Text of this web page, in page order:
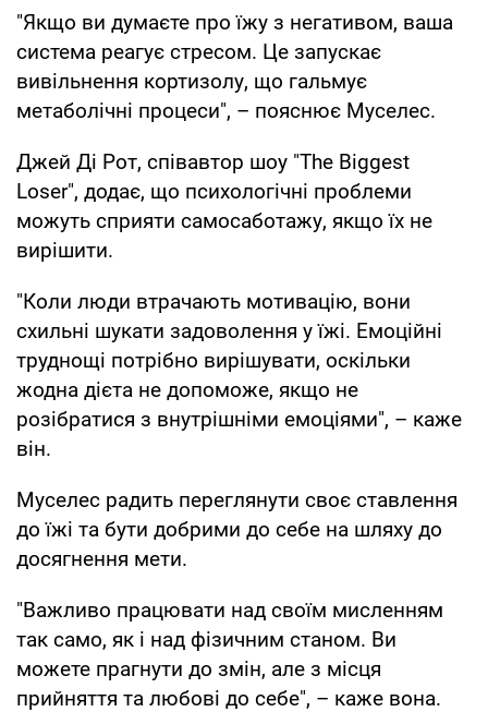
"Якщо ви думаєте про їжу з негативом, ваша
система реагує стресом. Це запускає
вивільнення кортизолу, що гальмує
метаболічні процеси", – пояснює Муселес.
Джей Ді Рот, співавтор шоу "The Biggest
Loser", додає, що психологічні проблеми
можуть сприяти самосаботажу, якщо їх не
вирішити.
"Коли люди втрачають мотивацію, вони
схильні шукати задоволення у їжі. Емоційні
труднощі потрібно вирішувати, оскільки
жодна дієта не допоможе, якщо не
розібратися з внутрішніми емоціями", – каже
він.
Муселес радить переглянути своє ставлення
до їжі та бути добрими до себе на шляху до
досягнення мети.
"Важливо працювати над своїм мисленням
так само, як і над фізичним станом. Ви
можете прагнути до змін, але з місця
прийняття та любові до себе", – каже вона.